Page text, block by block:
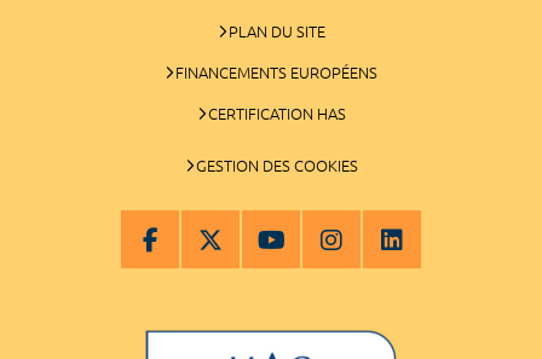
PLAN DU SITE
FINANCEMENTS EUROPÉENS
CERTIFICATION HAS
GESTION DES COOKIES